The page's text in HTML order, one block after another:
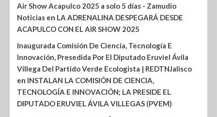
Air Show Acapulco 2025 a solo 5 días - Zamudio
Noticias en LA ADRENALINA DESPEGARÁ DESDE
ACAPULCO CON EL AIR SHOW 2025
Inaugurada Comisión De Ciencia, Tecnología E
Innovación, Presedida Por El Diputado Eruviel Ávila
Villega Del Partido Verde Ecologista | REDTNJalisco
en INSTALAN LA COMISIÓN DE CIENCIA,
TECNOLOGÍA E INNOVACIÓN; LA PRESIDE EL
DIPUTADO ERUVIEL ÁVILA VILLEGAS (PVEM)